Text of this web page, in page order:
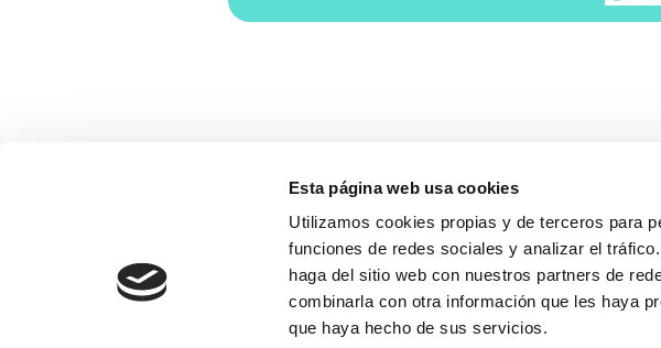
Esta página web usa cookies
Utilizamos cookies propias y de terceros para
funciones de redes sociales y analizar el
haga del sitio web con nuestros partners de
combinarla con otra información que les haya
que haya hecho de sus servicios.